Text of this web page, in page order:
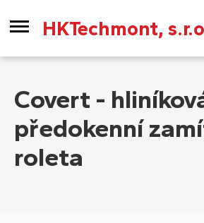
HKTechmont,
Covert -
předokenní
roleta